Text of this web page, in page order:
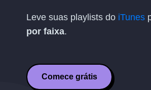
Leve suas playlists do iTunes
por faixa.
Comece grátis